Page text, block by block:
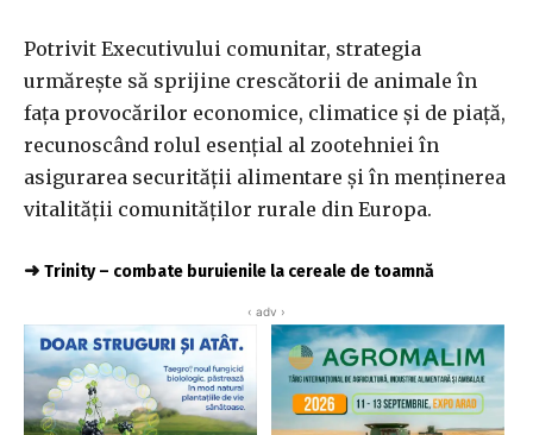
Potrivit Executivului comunitar, strategia
urmărește să sprijine crescătorii de animale în
fața provocărilor economice, climatice și de piață,
recunoscând rolul esențial al zootehniei în
asigurarea securității alimentare și în menținerea
vitalității comunităților rurale din Europa.
➜ Trinity – combate buruienile la cereale de toamnă
‹ adv ›